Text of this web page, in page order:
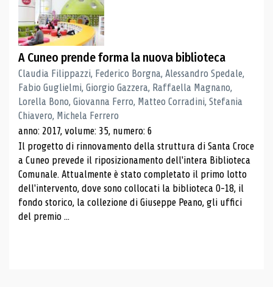
A Cuneo prende forma la nuova biblioteca
Claudia Filippazzi, Federico Borgna, Alessandro Spedale,
Fabio Guglielmi, Giorgio Gazzera, Raffaella Magnano,
Lorella Bono, Giovanna Ferro, Matteo Corradini, Stefania
Chiavero, Michela Ferrero
anno: 2017, volume: 35, numero: 6
Il progetto di rinnovamento della struttura di Santa Croce
a Cuneo prevede il riposizionamento dell'intera Biblioteca
Comunale. Attualmente è stato completato il primo lotto
dell'intervento, dove sono collocati la biblioteca 0-18, il
fondo storico, la collezione di Giuseppe Peano, gli uffici
del premio ...